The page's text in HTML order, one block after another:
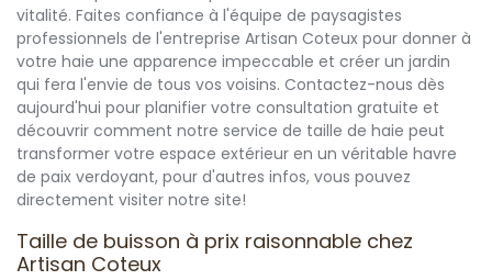
vitalité. Faites confiance à l'équipe de paysagistes
professionnels de l'entreprise Artisan Coteux pour donner à
votre haie une apparence impeccable et créer un jardin
qui fera l'envie de tous vos voisins. Contactez-nous dès
aujourd'hui pour planifier votre consultation gratuite et
découvrir comment notre service de taille de haie peut
transformer votre espace extérieur en un véritable havre
de paix verdoyant, pour d'autres infos, vous pouvez
directement visiter notre site!
Taille de buisson à prix raisonnable chez
Artisan Coteux